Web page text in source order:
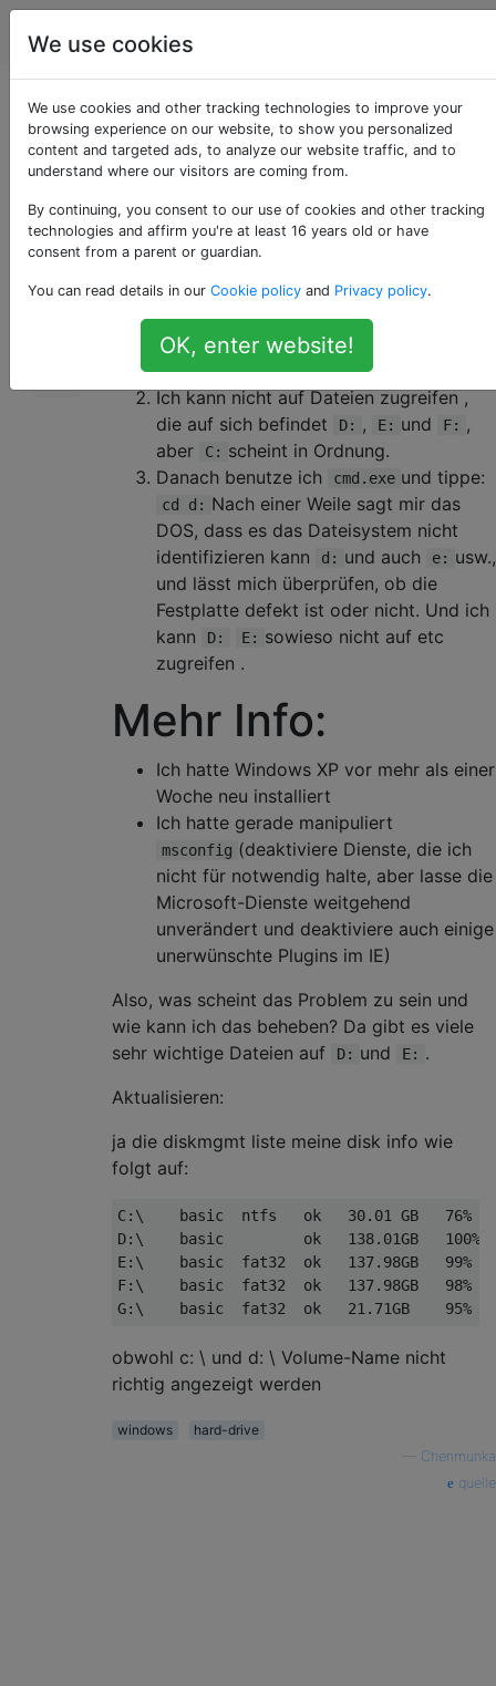
Computerbenutzer
Kein Zugriff auf D:, E:
oder F:
0
Das Problem, auf das ich gestoßen bin, ist:
Das von mir verwendete Betriebssystem
ist Windows XP SP3. Plötzlich wird das
Booten extrem langsam und alles
andere wird auch sehr langsam.
Ich kann nicht auf Dateien zugreifen ,
die auf sich befindet
D: , E: und F:
,
aber
C: scheint in Ordnung.
Danach benutze ich
cmd.exe und tippe:
cd d: Nach einer Weile sagt mir das
DOS, dass es das Dateisystem nicht
identifizieren kann
d: und auch e: usw.,
und lässt mich überprüfen, ob die
Festplatte defekt ist oder nicht. Und ich
kann
D: E: sowieso nicht auf etc
zugreifen .
Mehr Info:
Ich hatte Windows XP vor mehr als einer
Woche neu installiert
Ich hatte gerade manipuliert
msconfig (deaktiviere Dienste, die ich
nicht für notwendig halte, aber lasse die
Microsoft-Dienste weitgehend
unverändert und deaktiviere auch einige
unerwünschte Plugins im IE)
Also, was scheint das Problem zu sein und
wie kann ich das beheben? Da gibt es viele
sehr wichtige Dateien auf
D: und E: .
Aktualisieren:
ja die diskmgmt liste meine disk info wie
folgt auf:
C:\    basic  ntfs   ok   30.01 GB   76%
D:\    basic         ok   138.01GB   100%
E:\    basic  fat32  ok   137.98GB   99%
F:\    basic  fat32  ok   137.98GB   98%
obwohl c: \ und d: \ Volume-Name nicht
richtig angezeigt werden
windows
hard-drive
Chenmunka
quelle
We use cookies
We use cookies and other tracking technologies to improve your
browsing experience on our website, to show you personalized
content and targeted ads, to analyze our website traffic, and to
understand where our visitors are coming from.
By continuing, you consent to our use of cookies and other tracking
technologies and affirm you're at least 16 years old or have
consent from a parent or guardian.
You can read details in our Cookie policy and Privacy policy.
OK, enter website!